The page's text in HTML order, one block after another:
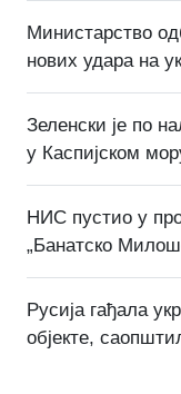
Министарство
нових удара на
Зеленски је по
у Каспијском
НИС пустио у
„Банатско
Русија гађала
објекте,